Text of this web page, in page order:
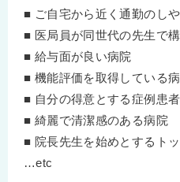
■ ご自宅から近く通勤のし
■ 医局員が同世代の先生で
■ 給与面が良い病院
■ 機能評価を取得している
■ 自分の得意とする症例患
■ 綺麗で清潔感のある病院
■ 院長先生を始めとするト
…etc